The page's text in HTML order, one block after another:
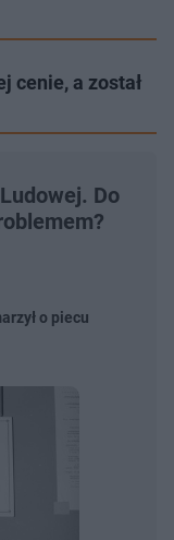
cenie, a został
Do
o piecu